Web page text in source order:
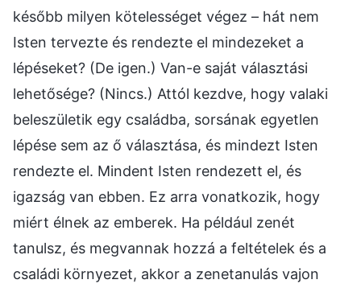
később milyen kötelességet végez – hát nem
Isten tervezte és rendezte el mindezeket a
lépéseket? (De igen.) Van-e saját választási
lehetősége? (Nincs.) Attól kezdve, hogy valaki
beleszületik egy családba, sorsának egyetlen
lépése sem az ő választása, és mindezt Isten
rendezte el. Mindent Isten rendezett el, és
igazság van ebben. Ez arra vonatkozik, hogy
miért élnek az emberek. Ha például zenét
tanulsz, és megvannak hozzá a feltételek és a
családi környezet, akkor a zenetanulás vajon